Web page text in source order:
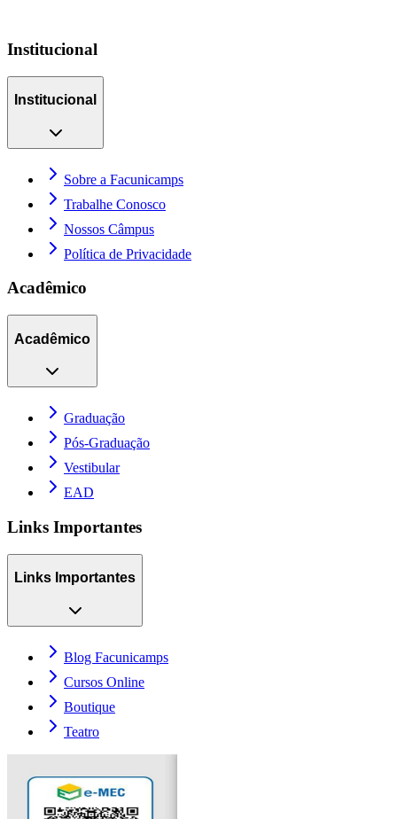
Institucional
Institucional
Sobre a Facunicamps
Trabalhe Conosco
Nossos Câmpus
Política de Privacidade
Acadêmico
Acadêmico
Graduação
Pós-Graduação
Vestibular
EAD
Links Importantes
Links Importantes
Blog Facunicamps
Cursos Online
Boutique
Teatro